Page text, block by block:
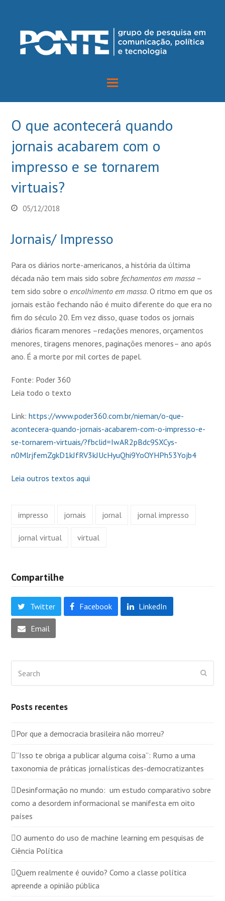
O que acontecerá quando
jornais acabarem com o
impresso e se tornarem
virtuais?
05/12/2018
Jornais/ Impresso
Para os diários norte-americanos, a história da última
década não tem mais sido sobre fechamentos em massa –
tem sido sobre oencolhimento em massa. O ritmo em que os
jornais estão fechando não é muito diferente do que era no
fim do século 20. Em vez disso, quase todos os jornais
diários ficaram menores –redações menores, orçamentos
menores, tiragens menores, paginações menores– ano após
ano. É a morte por mil cortes de papel.
Fonte: Poder 360
Leia todo o texto
Link:https://www.poder360.com.br/nieman/o-que-
acontecera-quando-jornais-acabarem-com-o-impresso-e-
se-tornarem-virtuais/?fbclid=IwAR2pBdc9SXCys-
n0MlrjfemZgkD1kJfRV3kJUcHyuQhi9YoOYHPh53Yojb4
Leia outros textos aqui
impresso jornais jornal jornal impresso
jornal virtual virtual
Compartilhe
Twitter Facebook LinkedIn
Email
Posts recentes
Por que a democracia brasileira não morreu?
“Isso te obriga a publicar alguma coisa”: Rumo a uma
taxonomia de práticas jornalísticas des-democratizantes
Desinformação no mundo: um estudo comparativo sobre
como a desordem informacional se manifesta em oito
países
O aumento do uso de machine learning em pesquisas de
Ciência Política
Quem realmente é ouvido? Como a classe política
apreende a opinião pública